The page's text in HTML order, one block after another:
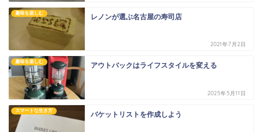
趣味を楽しむ レノンが選ぶ名古屋の寿司店
2021年7月2日
趣味を楽しむ アウトバックはライフスタイルを変える
2025年5月11日
スマートな生き方 バケットリストを作成しよう